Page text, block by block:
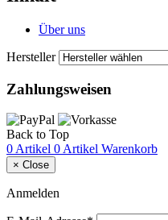
Über uns
Hersteller
Zahlungsweisen
Back to Top
0 Artikel 0 Artikel Warenkorb
× Close
Anmelden